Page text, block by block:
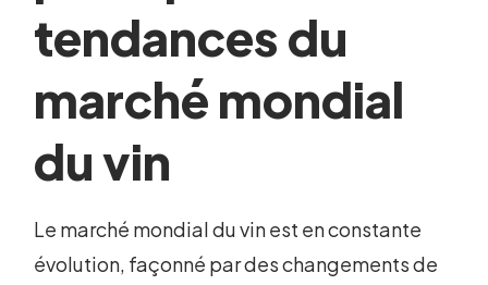
tendances du
marché mondial
du vin
Le marché mondial du vin est en constante
évolution, façonné par des changements de